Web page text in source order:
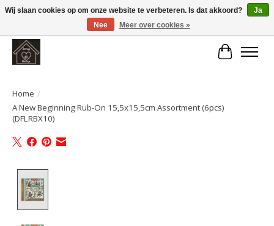
Large selection of products and fast shipping!
Home /
A New Beginning Rub-On 15,5x15,5cm Assortment (6pcs)
(DFLRBX10)
Wij slaan cookies op om onze website te verbeteren. Is dat akkoord?
Ja
Nee
Meer over cookies »